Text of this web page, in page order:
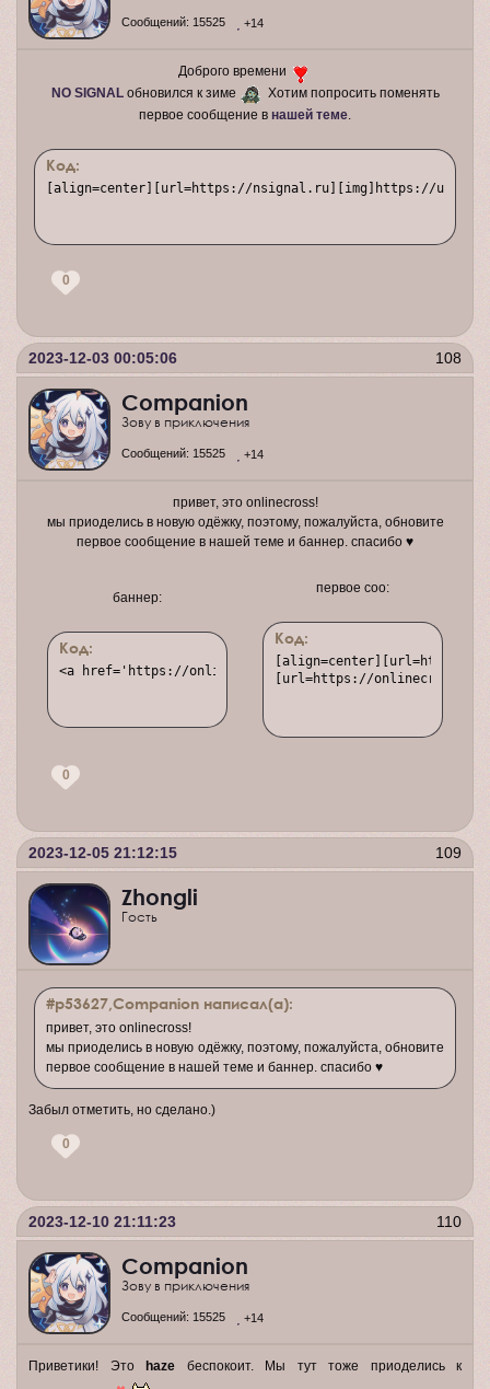
Сообщений: 15525 +14
Доброго времени
NO SIGNALобновился к зиме
Хотим попросить поменять
первое сообщение в нашей теме.
Код:
[align=center][url=https://nsignal.ru][img]https://
0
108
2023-12-03 00:05:06
Companion
Зову в приключения
Сообщений: 15525 +14
привет, это onlinecross!
мы приоделись в новую одёжку, поэтому, пожалуйста, обновите
первое сообщение в нашей теме и баннер. спасибо ♥
баннер:
Код:
<a href='https://onlinecross.ru/' target='_blank'
первое соо:
Код:
[align=center][url=https://
[url=https://
0
109
2023-12-05 21:12:15
Zhongli
Гость
#p53627,Companion написал(а):
привет, это onlinecross!
мы приоделись в новую одёжку, поэтому, пожалуйста, обновите
первое сообщение в нашей теме и баннер. спасибо ♥
Забыл отметить, но сделано.)
0
110
2023-12-10 21:11:23
Companion
Зову в приключения
Сообщений: 15525 +14
Приветики! Это haze беспокоит. Мы тут тоже приоделись к